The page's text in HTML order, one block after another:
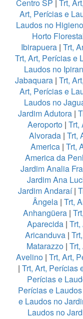
Centro SP | Trt,
Art, Perícias e
Laudos no
Horto
Ibirapuera| Trt,
Trt, Art, Perícias e
Laudos no
Jabaquara | Trt,
Art, Perícias e
Laudos no
Jardim Adutora |
Aeroporto | Trt,
Alvorada | Trt,
America| Trt,
America da
Jardim Analia
Jardim Ana
Jardim Andaraí|
Ângela| Trt,
Anhangüera |
Aparecida|
Aricanduva|
Matarazzo |
Avelino| Trt, Art,
| Trt, Art, Perícias
Perícias e
Perícias e
e Laudos no
Laudos no